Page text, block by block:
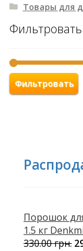
Товары для
Фильтровать
Порошок
1.5 кг
330.00грн.